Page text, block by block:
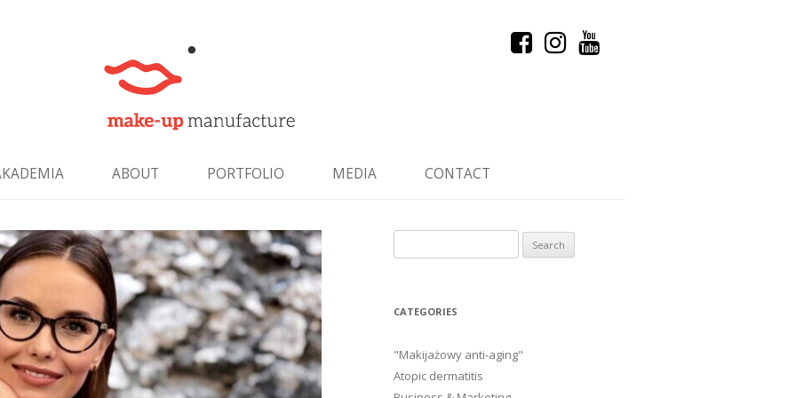
ABOUT PORTFOLIO MEDIA CONTACT
for:
CATEGORIES
"Makijażowy anti-aging"
Atopic dermatitis